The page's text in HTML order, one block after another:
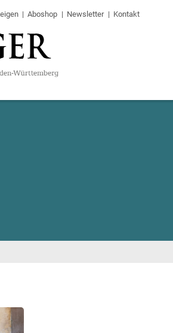
Aboshop Newsletter Kontakt